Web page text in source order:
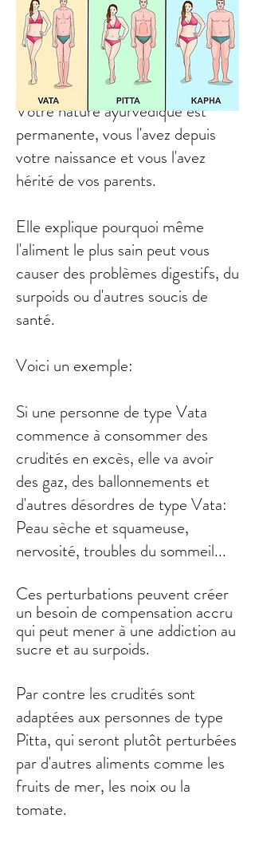
Votre nature ayurvédique est
permanente, vous l'avez depuis
votre naissance et vous l'avez
hérité de vos parents.
Elle explique pourquoi même
l'aliment le plus sain peut vous
causer des problèmes digestifs, du
surpoids ou d'autres soucis de
santé.
Voici un exemple:
Si une personne de type Vata
commence à consommer des
crudités en excès, elle va avoir
des gaz, des ballonnements et
d'autres désordres de type Vata:
Peau sèche et squameuse,
nervosité, troubles du sommeil...
Ces perturbations peuvent créer
un besoin de compensation accru
qui peut mener à une addiction au
sucre et au surpoids.
Par contre les crudités sont
adaptées aux personnes de type
Pitta, qui seront plutôt perturbées
par d'autres aliments comme les
fruits de mer, les noix ou la
tomate.